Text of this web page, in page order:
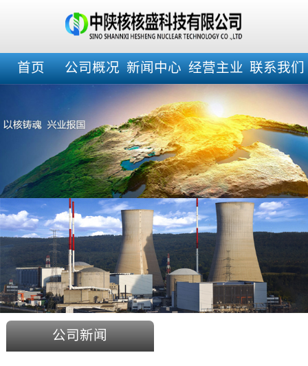
首页 公司概况 新闻中心 经营主业 联系我们
公司新闻